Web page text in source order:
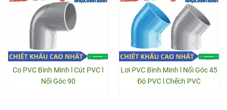
Co PVC Bình Minh l Cút PVC l
Nối Góc 90
Lơi PVC Bình Minh l Nối Góc 45
Độ PVC l Chếch PVC